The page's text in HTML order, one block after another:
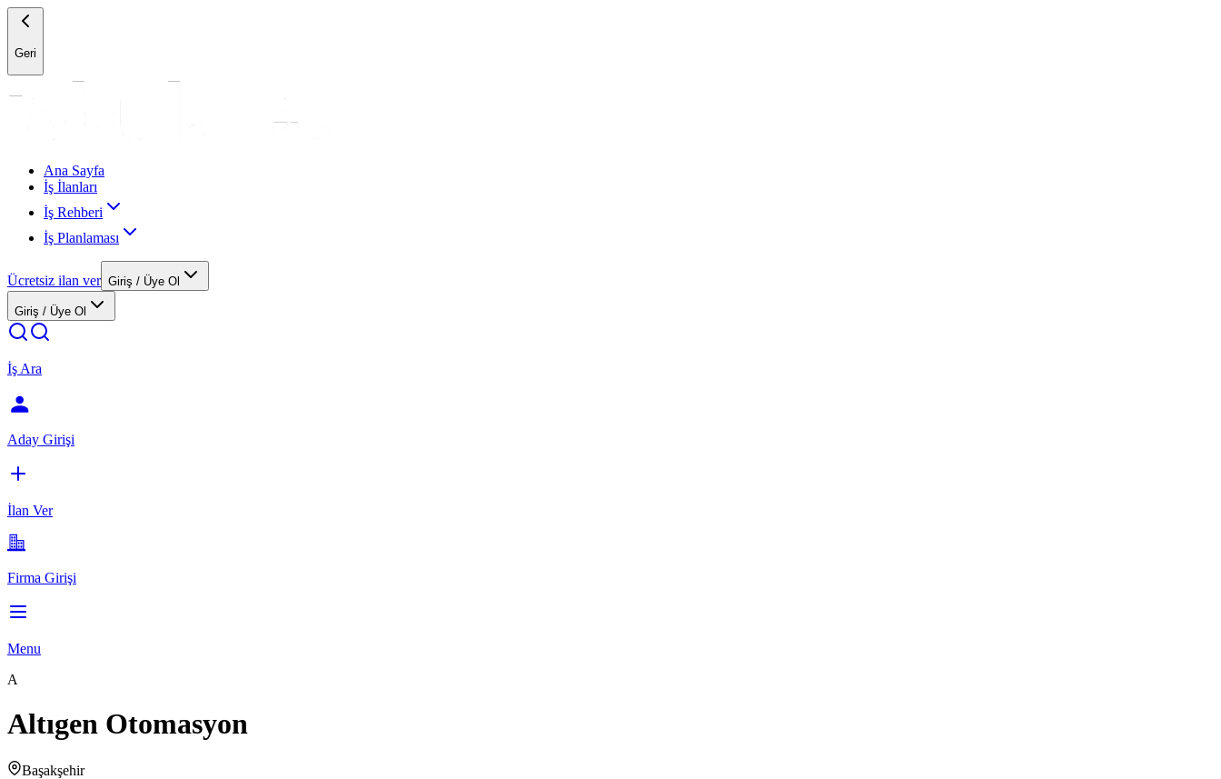
Geri
Ana Sayfa
İş İlanları
İş Rehberi
İş Planlaması
Ücretsiz ilan ver Giriş / Üye Ol
Giriş / Üye Ol
İş Ara
Aday Girişi
İlan Ver
Firma Girişi
Menu
A
Altıgen Otomasyon
Başakşehir